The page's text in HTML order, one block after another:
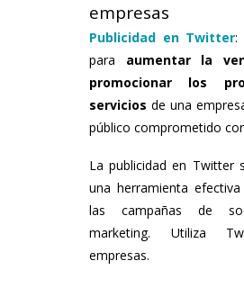
empresas
Publicidad en Twitter:
para aumentar la
promocionar los
servicios de una
público comprometido
La publicidad en Twitter
una herramienta
las campañas de
marketing. Utiliza
empresas.